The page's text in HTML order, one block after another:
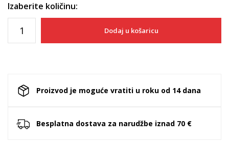
Izaberite količinu:
Dodaj u košaricu
Proizvod je moguće vratiti u roku od 14 dana
Besplatna dostava za narudžbe iznad 70 €